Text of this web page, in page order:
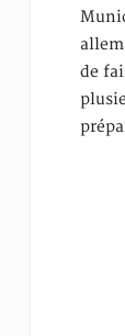
de